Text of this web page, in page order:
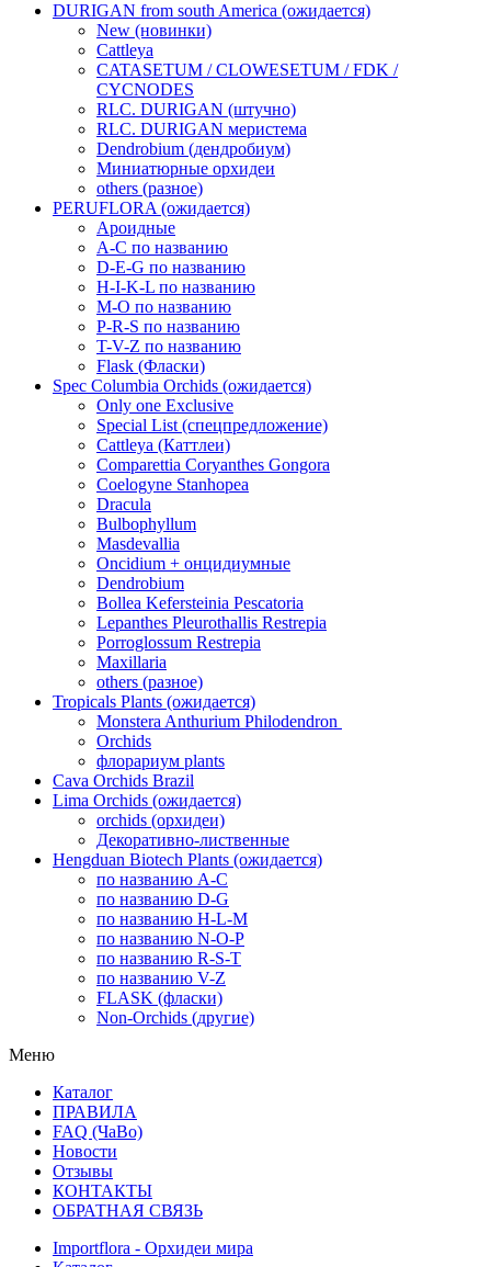
DURIGAN from south America (ожидается)
New (новинки)
Cattleya
CATASETUM / CLOWESETUM / FDK /
CYCNODES
RLC. DURIGAN (штучно)
RLC. DURIGAN меристема
Dendrobium (дендробиум)
Миниатюрные орхидеи
others (разное)
PERUFLORA (ожидается)
Ароидные
A-C по названию
D-E-G по названию
H-I-K-L по названию
M-O по названию
P-R-S по названию
T-V-Z по названию
Flask (Фласки)
Spec Columbia Orchids (ожидается)
Only one Exclusive
Special List (спецпредложение)
Cattleya (Каттлеи)
Comparettia Coryanthes Gongora
Coelogyne Stanhopea
Dracula
Bulbophyllum
Masdevallia
Oncidium + онцидиумные
Dendrobium
Bollea Kefersteinia Pescatoria
Lepanthes Pleurothallis Restrepia
Porroglossum Restrepia
Maxillaria
others (разное)
Tropicals Plants (ожидается)
​​​​​​​Monstera Anthurium Philodendron
Orchids
флорариум plants
Cava Orchids Brazil
Lima Orchids (ожидается)
orchids (орхидеи)
Декоративно-лиственные
Hengduan Biotech Plants (ожидается)
по названию A-C
по названию D-G
по названию H-L-M
по названию N-O-P
по названию R-S-T
по названию V-Z
FLASK (фласки)
Non-Orchids (другие)
Меню
Каталог
ПРАВИЛА
FAQ (ЧаВо)
Новости
Отзывы
КОНТАКТЫ
ОБРАТНАЯ СВЯЗЬ
Importflora - Орхидеи мира